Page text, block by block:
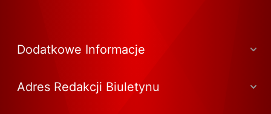
Dodatkowe Informacje
Adres Redakcji Biuletynu